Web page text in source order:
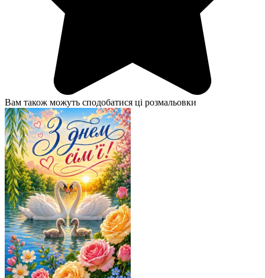
Вам також можуть сподобатися ці розмальовки